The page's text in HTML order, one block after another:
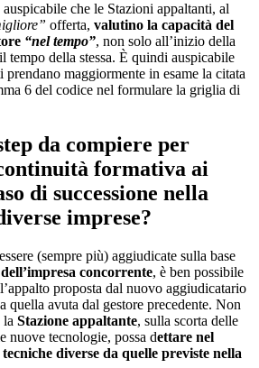
che le Stazioni appaltanti, al
offerta, valutino la capacità del
“nel tempo”, non solo all’inizio della
tempo della stessa. È quindi auspicabile
maggiormente in esame la citata
6 del codice nel formulare la griglia di
da compiere per
formativa ai
di successione nella
imprese?
(sempre più) aggiudicate sulla base
concorrente, è ben possibile
proposta dal nuovo aggiudicatario
quella avuta dal gestore precedente. Non
la Stazione appaltante, sulla scorta delle
nuove tecnologie, possa dettare nel
diverse da quelle previste nella